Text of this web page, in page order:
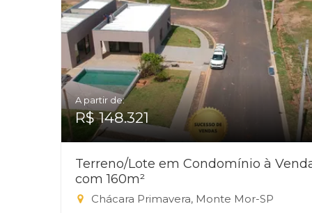
A partir de:
R$ 148.321
Terreno/Lote em Condomínio à
com 160m²
Chácara Primavera, Monte Mor-SP